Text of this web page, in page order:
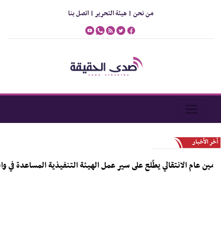
من نحن |هيئة التحرير |اتصل بنا
أخر الأخبار
عام الانتقالي يطّلع على سير عمل الهيئة التنفيذية المساعدة في